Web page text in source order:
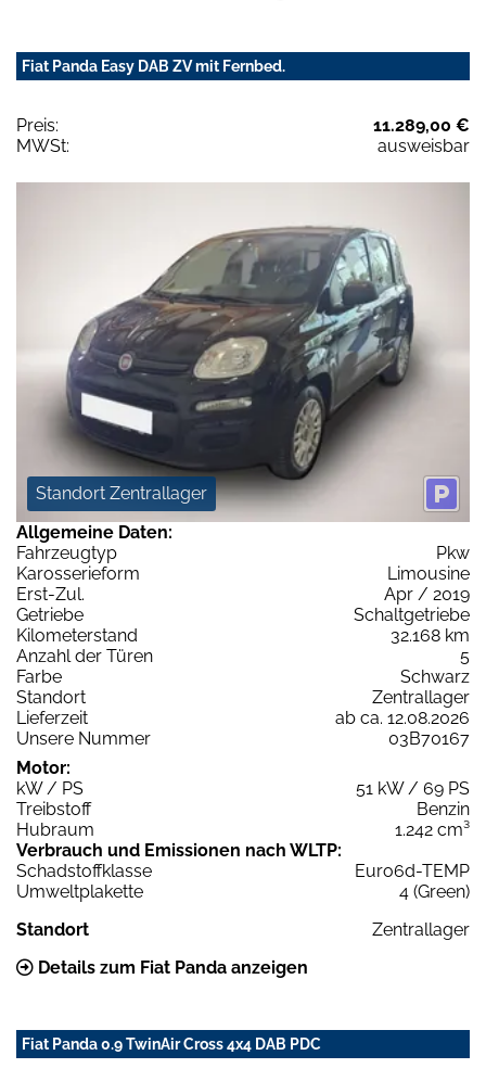
Fiat Panda Easy DAB ZV mit Fernbed.
Preis:
11.289,00 €
MWSt:
ausweisbar
Standort Zentrallager
Allgemeine Daten:
Fahrzeugtyp
Pkw
Karosserieform
Limousine
Erst-Zul.
Apr / 2019
Getriebe
Schaltgetriebe
Kilometerstand
32.168 km
Anzahl der Türen
5
Farbe
Schwarz
Standort
Zentrallager
Lieferzeit
ab ca. 12.08.2026
Unsere Nummer
03B70167
Motor:
kW / PS
51 kW / 69 PS
Treibstoff
Benzin
Hubraum
1.242 cm³
Verbrauch und Emissionen nach WLTP:
Schadstoffklasse
Euro6d-TEMP
Umweltplakette
4 (Green)
Standort
Zentrallager
Details zum Fiat Panda anzeigen
Fiat Panda 0.9 TwinAir Cross 4x4 DAB PDC